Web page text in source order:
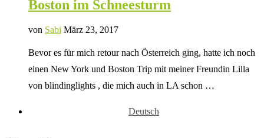
Boston im Schneesturm
von Sabi März 23, 2017
Bevor es für mich retour nach Österreich ging, hatte ich noch
einen New York und Boston Trip mit meiner Freundin Lilla
von blindinglights , die mich auch in LA schon …
Deutsch